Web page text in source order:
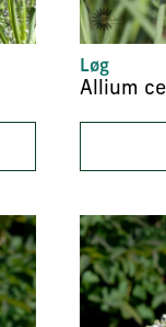
Løg
Allium